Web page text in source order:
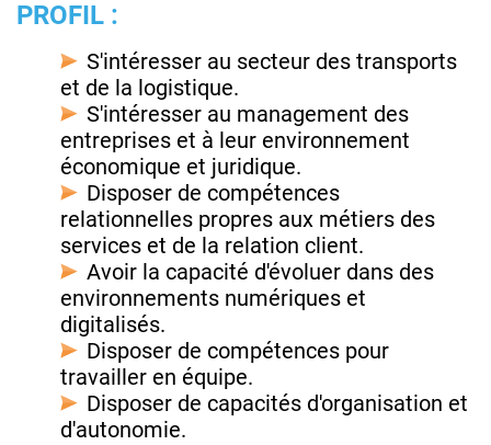
PROFIL :
S'intéresser au secteur des transports
et de la logistique.
S'intéresser au management des
entreprises et à leur environnement
économique et juridique.
Disposer de compétences
relationnelles propres aux métiers des
services et de la relation client.
Avoir la capacité d'évoluer dans des
environnements numériques et
digitalisés.
Disposer de compétences pour
travailler en équipe.
Disposer de capacités d'organisation et
d'autonomie.